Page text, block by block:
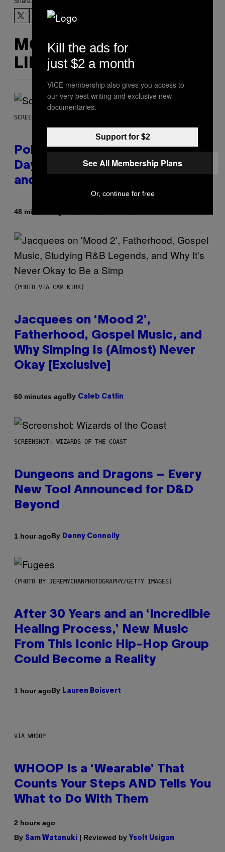
MORE
LIKE THIS
SCREENSHOT: POKEMON GO
Pokémon GO Fire and Ice Hatch
Day Event Guide – All Bonuses
and Special Hatches
48 minutes ago
(PHOTO VIA CAM KIRK)
Jacquees on ‘Mood 2’,
Fatherhood, Gospel Music, and
Why Simping Is (Almost) Never
Okay [Exclusive]
60 minutes agoBy Caleb Catlin
SCREENSHOT: WIZARDS OF THE COAST
Dungeons and Dragons – Every
New Tool Announced for D&D
Beyond
1 hour agoBy Denny Connolly
(PHOTO BY JEREMYCHANPHOTOGRAPHY/GETTY IMAGES)
After 30 Years and an ‘Incredible
Healing Process,’ New Music
From This Iconic Hip-Hop Group
Could Become a Reality
1 hour agoBy Lauren Boisvert
VIA WHOOP
WHOOP Is a ‘Wearable’ That
Counts Your Steps AND Tells You
What to Do With Them
2 hours ago
By Sam Watanuki | Reviewed by Ysolt Usigan
Kill the ads for
just $2 a month
VICE membership also gives you access to
our very best writing and exclusive new
documentaries.
Support for $2
See All Membership Plans
Or, continue for free